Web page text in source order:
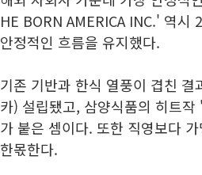
HE BORN AMERICA INC.' 역시
안정적인 흐름을 유지했다.
기존 기반과 한식 열풍이 겹친
카) 설립됐고, 삼양식품의 히트
가 붙은 셈이다. 또한 직영보다
한몫한다.